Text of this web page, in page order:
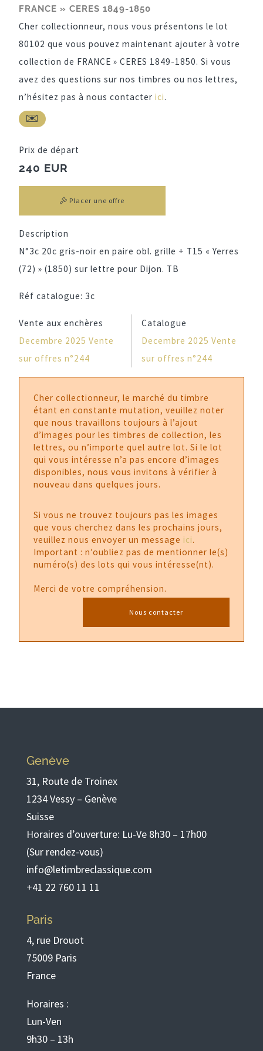
FRANCE » CERES 1849-1850
Cher collectionneur, nous vous présentons le lot
80102 que vous pouvez maintenant ajouter à votre
collection de FRANCE » CERES 1849-1850. Si vous
avez des questions sur nos timbres ou nos lettres,
n’hésitez pas à nous contacter ici.
Prix de départ
240 EUR
Placer une offre
Description
N°3c 20c gris-noir en paire obl. grille + T15 « Yerres
(72) » (1850) sur lettre pour Dijon. TB
Réf catalogue: 3c
Vente aux enchères
Decembre 2025 Vente
sur offres n°244
Catalogue
Decembre 2025 Vente
sur offres n°244
Cher collectionneur, le marché du timbre
étant en constante mutation, veuillez noter
que nous travaillons toujours à l’ajout
d’images pour les timbres de collection, les
lettres, ou n’importe quel autre lot. Si le lot
qui vous intéresse n’a pas encore d’images
disponibles, nous vous invitons à vérifier à
nouveau dans quelques jours.
Si vous ne trouvez toujours pas les images
que vous cherchez dans les prochains jours,
veuillez nous envoyer un message ici.
Important : n’oubliez pas de mentionner le(s)
numéro(s) des lots qui vous intéresse(nt).
Merci de votre compréhension.
Nous contacter
Genève
31, Route de Troinex
1234 Vessy – Genève
Suisse
Horaires d’ouverture: Lu-Ve 8h30 – 17h00
(Sur rendez-vous)
info@letimbreclassique.com
+41 22 760 11 11
Paris
4, rue Drouot
75009 Paris
France
Horaires :
Lun-Ven
9h30 – 13h